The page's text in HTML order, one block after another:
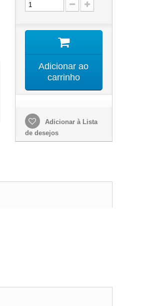
Adicionar ao
carrinho
Adicionar à Lista
de desejos